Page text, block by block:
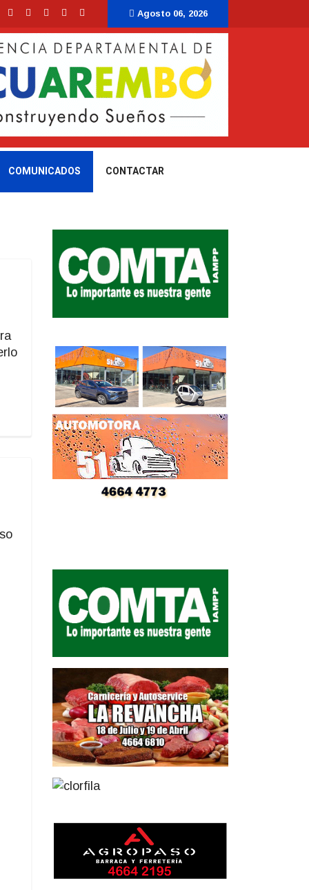
Agosto 06, 2026
COMUNICADOS CONTACTAR